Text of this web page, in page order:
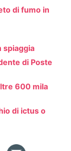
di fumo in
spiaggia
di Poste
600 mila
di ictus o